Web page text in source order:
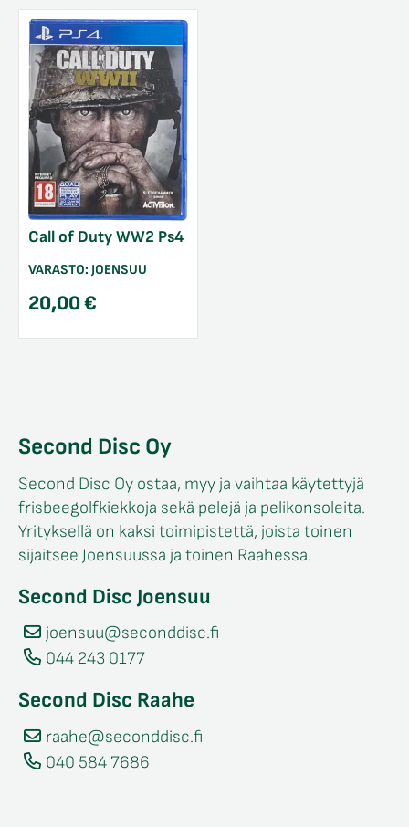
Call of Duty WW2 Ps4
VARASTO: JOENSUU
20,00€
Second Disc Oy
Second Disc Oy ostaa, myy ja vaihtaa käytettyjä
frisbeegolfkiekkoja sekä pelejä ja pelikonsoleita.
Yrityksellä on kaksi toimipistettä, joista toinen
sijaitsee Joensuussa ja toinen Raahessa.
Second Disc Joensuu
joensuu@seconddisc.fi
044 243 0177
Second Disc Raahe
raahe@seconddisc.fi
040 584 7686